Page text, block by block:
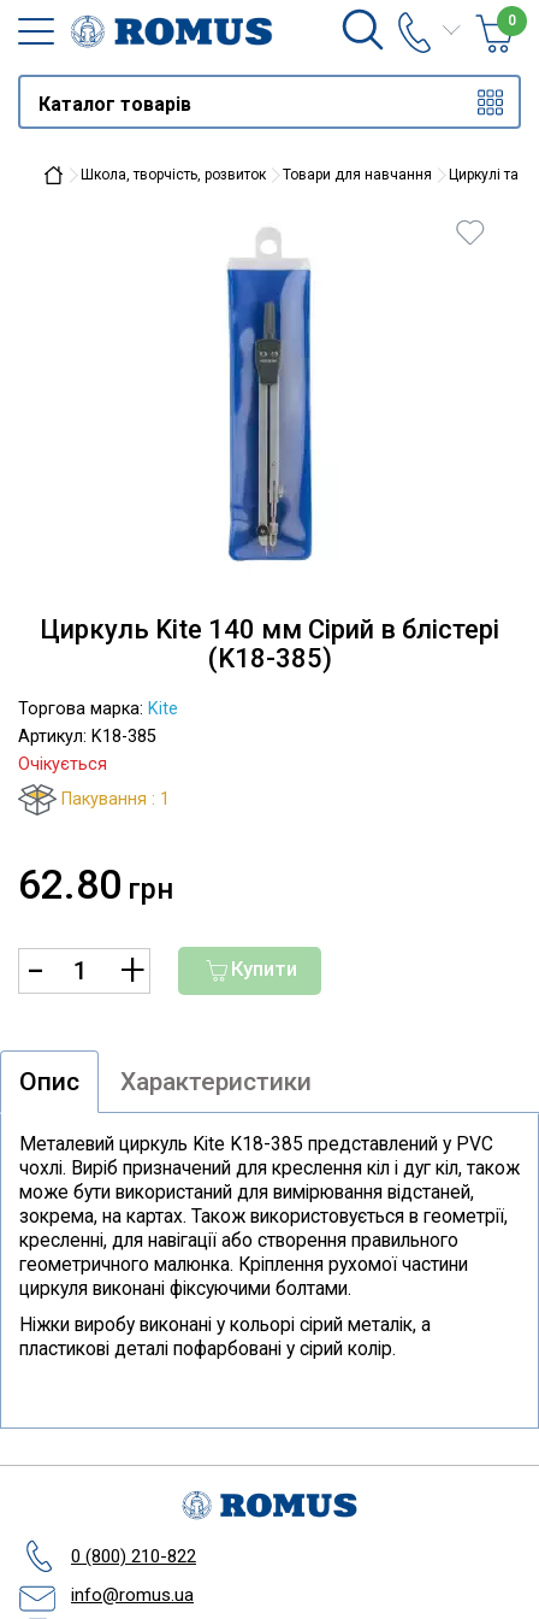
0
Каталог товарів
Школа, творчість, розвиток Товари для навчання Циркулі та
Циркуль Kite 140 мм Сірий в блістері
(K18-385)
Торгова марка: Kite
Артикул: K18-385
Очікується
Пакування : 1
62.80 грн
Купити
Опис Характеристики
Металевий циркуль Kite K18-385 представлений у PVC
чохлі. Виріб призначений для креслення кіл і дуг кіл, також
може бути використаний для вимірювання відстаней,
зокрема, на картах. Також використовується в геометрії,
кресленні, для навігації або створення правильного
геометричного малюнка. Кріплення рухомої частини
циркуля виконані фіксуючими болтами.
Ніжки виробу виконані у кольорі сірий металік, а
пластикові деталі пофарбовані у сірий колір.
0 (800) 210-822
info@romus.ua